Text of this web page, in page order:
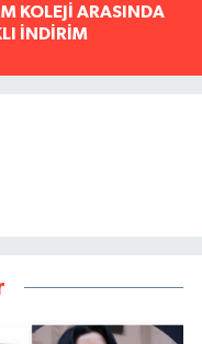
KOLEJİ ARASINDA
İNDİRİM